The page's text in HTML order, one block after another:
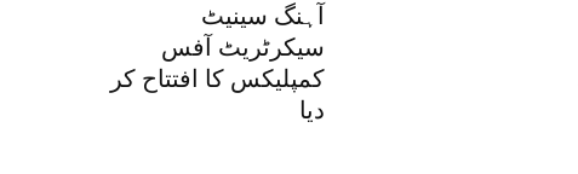
آہنگ سینیٹ
سیکرٹریٹ آفس
کمپلیکس کا افتتاح کر
دیا